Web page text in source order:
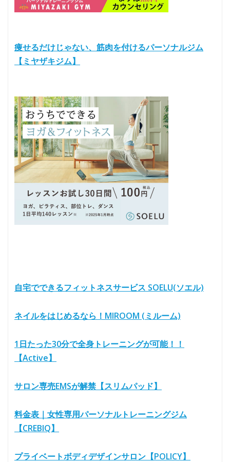
痩せるだけじゃない、筋肉を付けるパーソナルジム
【ミヤザキジム】
自宅でできるフィットネスサービス SOELU(ソエル)
ネイルをはじめるなら！MIROOM (ミルーム)
1日たった30分で全身トレーニングが可能！！
【Active】
サロン専売EMSが解禁【スリムパッド】
料金表｜女性専用パーソナルトレーニングジム
【CREBIQ】
プライベートボディデザインサロン【POLICY】